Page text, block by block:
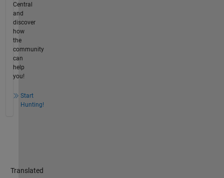
Central
and
discover
how
the
community
can
help
you!
Start
Hunting!
Translated